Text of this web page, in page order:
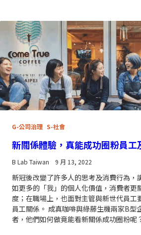
G-公司治理 S-社會
新關係體驗，真能成功圈粉員工
B Lab Taiwan 9 月 13, 2022
新冠後改變了許多人的思考及消費行為，
如更多的「我」的個人化價值，消費者更
度；在職場上，也面對主管與新世代員工
員工關係。 成真咖啡與綠藤生機兩家B型
者，他們如何做竟能看新關係成功圈粉呢